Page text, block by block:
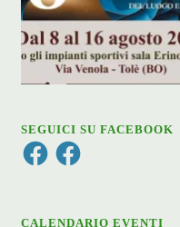
SEGUICI SU FACEBOOK
FacebookFacebook
CALENDARIO EVENTI